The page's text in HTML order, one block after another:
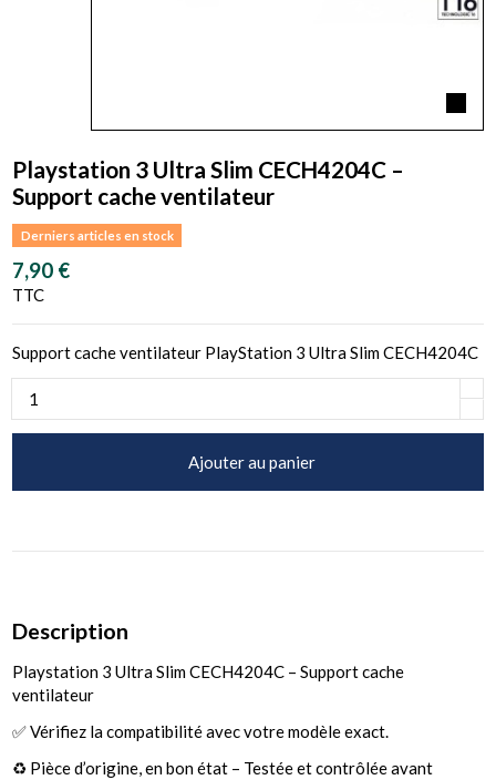
Playstation 3 Ultra Slim CECH4204C –
Support cache ventilateur
Derniers articles en stock
7,90 €
TTC
Support cache ventilateur PlayStation 3 Ultra Slim CECH4204C
Ajouter au panier
Description
Playstation 3 Ultra Slim CECH4204C – Support cache
ventilateur
✅ Vérifiez la compatibilité avec votre modèle exact.
♻️ Pièce d’origine, en bon état – Testée et contrôlée avant